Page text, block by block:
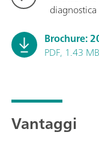
diagnostica
Brochure:
PDF, 1.43
Vantaggi